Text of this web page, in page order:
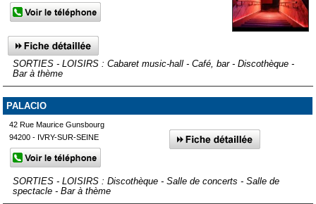
SORTIES - LOISIRS : Cabaret music-hall - Café, bar - Discothèque -
Bar à thème
PALACIO
42 Rue Maurice Gunsbourg
94200 - IVRY-SUR-SEINE
SORTIES - LOISIRS : Discothèque - Salle de concerts - Salle de
spectacle - Bar à thème